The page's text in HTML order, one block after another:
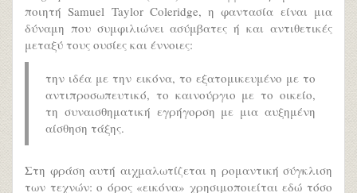
ποιητή Samuel Taylor Coleridge, η φαντασία είναι μια
δύναμη που συμφιλιώνει ασύμβατες ή και αντιθετικές
μεταξύ τους ουσίες και έννοιες:
την ιδέα με την εικόνα, το εξατομικευμένο με το
αντιπροσωπευτικό, το καινούργιο με το οικείο,
τη συναισθηματική εγρήγορση με μια αυξημένη
αίσθηση τάξης.
Στη φράση αυτή αιχμαλωτίζεται η ρομαντική σύγκλιση
των τεχνών: ο όρος «εικόνα» χρησιμοποιείται εδώ τόσο